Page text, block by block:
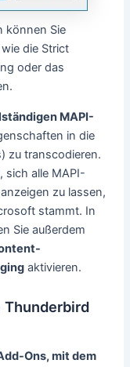
können Sie
die Strict
oder das
MAPI-
in die
zu transcodieren.
sich alle MAPI-
zu lassen,
stammt. In
Sie außerdem
aktivieren.
Thunderbird
Ons, mit dem